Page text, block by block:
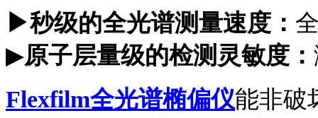
▶秒级的全光谱测量速度：
▶原子层量级的检测灵敏度：
Flexfilm全光谱椭偏仪能非破